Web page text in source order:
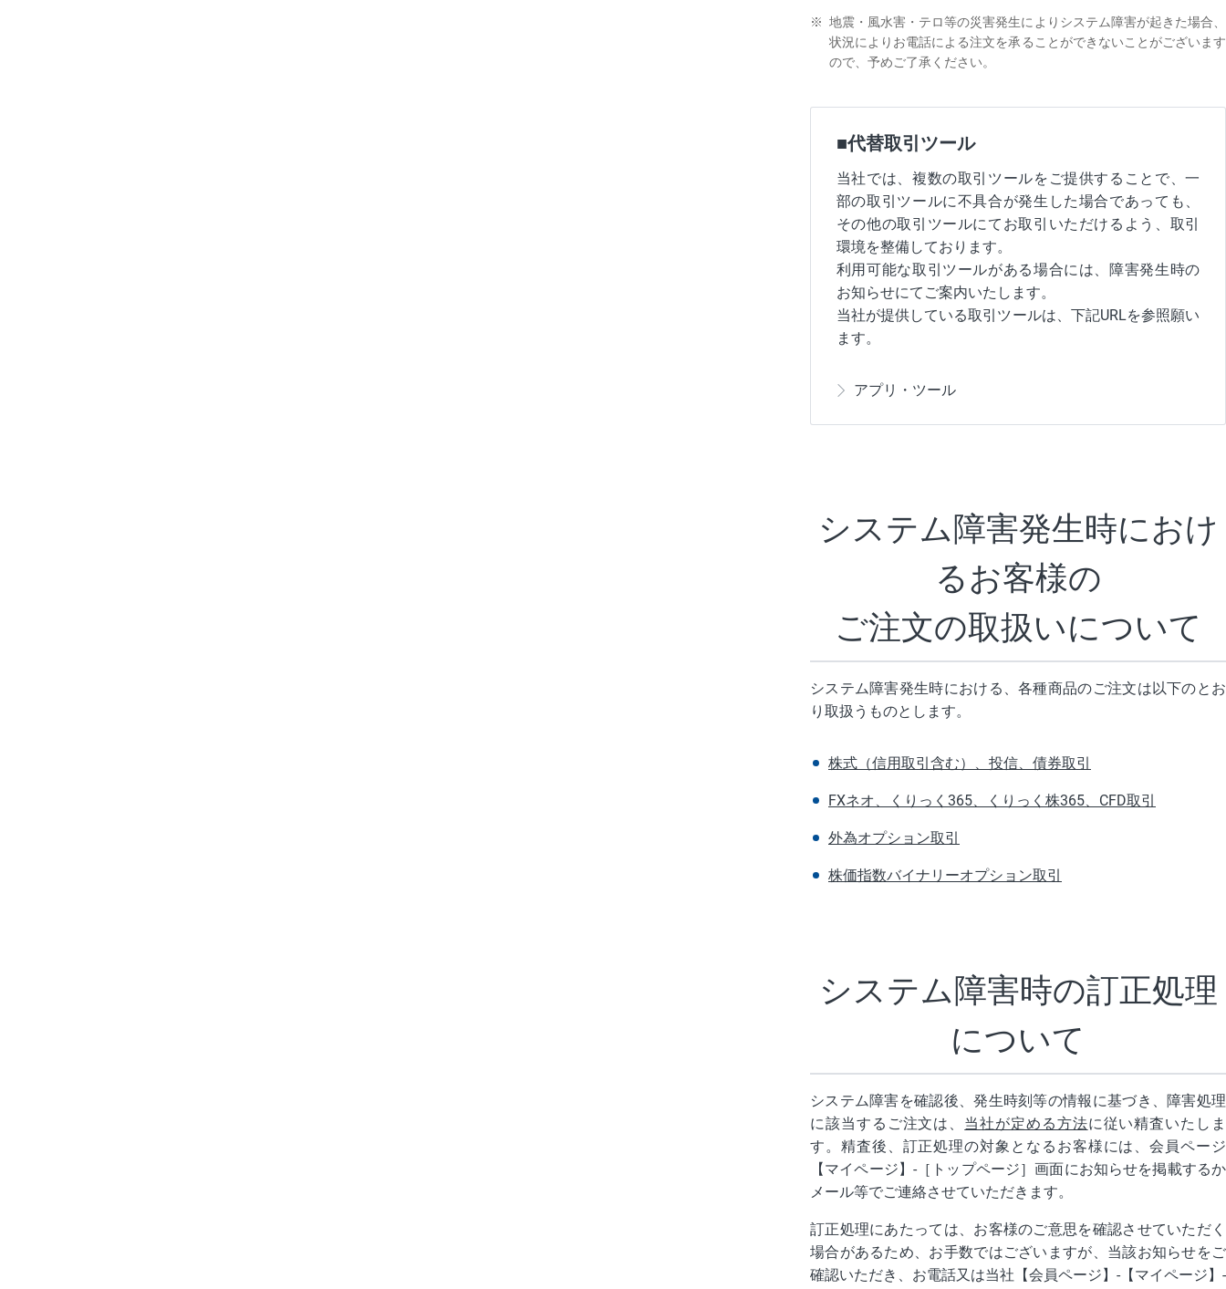
※ 地震・風水害・テロ等の災害発生によりシステム障害が起きた場合、
状況によりお電話による注文を承ることができないことがございます
ので、予めご了承ください。
■代替取引ツール
当社では、複数の取引ツールをご提供することで、一
部の取引ツールに不具合が発生した場合であっても、
その他の取引ツールにてお取引いただけるよう、取引
環境を整備しております。
利用可能な取引ツールがある場合には、障害発生時の
お知らせにてご案内いたします。
当社が提供している取引ツールは、下記URLを参照願い
ます。
アプリ・ツール
システム障害発生時におけ
るお客様の
ご注文の取扱いについて
システム障害発生時における、各種商品のご注文は以下のとお
り取扱うものとします。
株式（信用取引含む）、投信、債券取引
FXネオ、くりっく365、くりっく株365、CFD取引
外為オプション取引
株価指数バイナリーオプション取引
システム障害時の訂正処理
について
システム障害を確認後、発生時刻等の情報に基づき、障害処理
に該当するご注文は、 当社が定める方法に従い精査いたしま
す。精査後、訂正処理の対象となるお客様には、会員ページ
【マイページ】-［トップページ］画面にお知らせを掲載するか
メール等でご連絡させていただきます。
訂正処理にあたっては、お客様のご意思を確認させていただく
場合があるため、お手数ではございますが、当該お知らせをご
確認いただき、お電話又は当社【会員ページ】-【マイページ】-